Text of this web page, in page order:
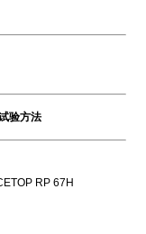
法
RP 67H